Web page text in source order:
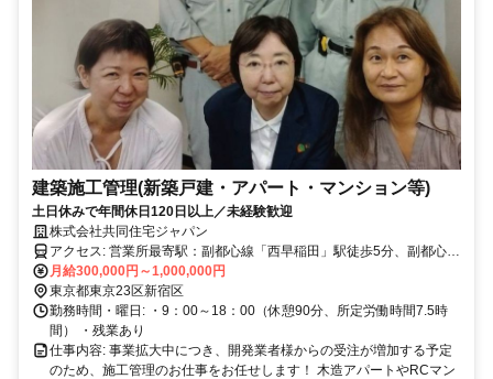
建築施工管理(新築戸建・アパート・マンション等)
土日休みで年間休日120日以上／未経験歓迎
株式会社共同住宅ジャパン
アクセス: 営業所最寄駅：副都心線「西早稲田」駅徒歩5分、副都心
線・都営大江戸線「東新宿駅」徒歩7分、JR「新大久保」駅徒歩12分
月給300,000円～1,000,000円
東京都東京23区新宿区
勤務時間・曜日: ・9：00～18：00（休憩90分、所定労働時間7.5時
間） ・残業あり
仕事内容: 事業拡大中につき、開発業者様からの受注が増加する予定
のため、施工管理のお仕事をお任せします！ 木造アパートやRCマン